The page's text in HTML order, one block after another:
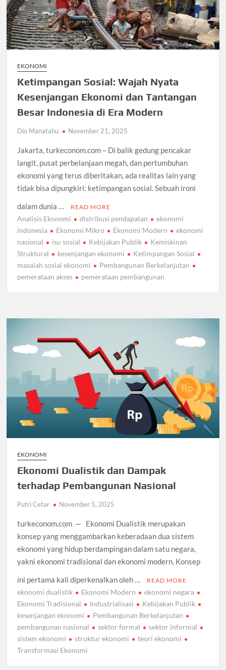
EKONOMI
Ketimpangan Sosial: Wajah Nyata
Kesenjangan Ekonomi dan Tantangan
Besar Indonesia di Era Modern
Dio Manatahu November 21, 2025
Jakarta, turkeconom.com – Di balik gedung pencakar
langit, pusat perbelanjaan megah, dan pertumbuhan
ekonomi yang terus diberitakan, ada realitas lain yang
tidak bisa dipungkiri: ketimpangan sosial. Sebuah ironi
dalam dunia …
READ MORE
Analisis Ekonomi distribusi pendapatan
ekonomi
indonesia
Ekonomi Mikro Ekonomi Modern
ekonomi
nasional
isu sosial Kebijakan Publik
Kemiskinan
Struktural
kesenjangan ekonomi
Ketimpangan Sosial
masalah sosial ekonomi
Pembangunan Berkelanjutan
pemerataan akses
pemerataan pembangunan
EKONOMI
Ekonomi Dualistik dan Dampak
terhadap Pembangunan Nasional
Putri Cetar November 5, 2025
turkeconom.com — Ekonomi Dualistik merupakan
konsep yang menggambarkan keberadaan dua sistem
ekonomi yang hidup berdampingan dalam satu negara,
yakni ekonomi tradisional dan ekonomi modern. Konsep
ini pertama kali diperkenalkan oleh …
READ MORE
ekonomi dualistik Ekonomi Modern
ekonomi negara
Ekonomi Tradisional
Industrialisasi
Kebijakan Publik
kesenjangan ekonomi
Pembangunan Berkelanjutan
pembangunan nasional
sektor formal
sektor informal
sistem ekonomi
struktur ekonomi
teori ekonomi
Transformasi Ekonomi